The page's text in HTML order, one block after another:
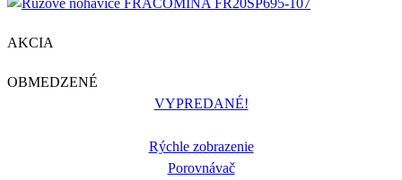
AKCIA
OBMEDZENÉ
VYPREDANÉ!
Rýchle zobrazenie
Porovnávač